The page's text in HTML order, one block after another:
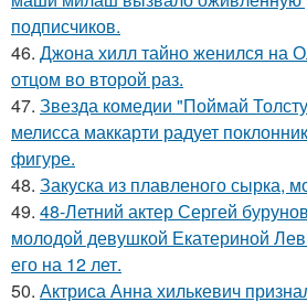
подписчиков.
46. Джона хилл тайно женился на
отцом во второй раз.
47. Звезда комедии "Поймай
мелисса маккарти радует
фигуре.
48. Закуска из плавленого сырка,
49. 48-Летний актер Сергей
молодой девушкой Екатериной
его на 12 лет.
50. Актриса Анна хилькевич